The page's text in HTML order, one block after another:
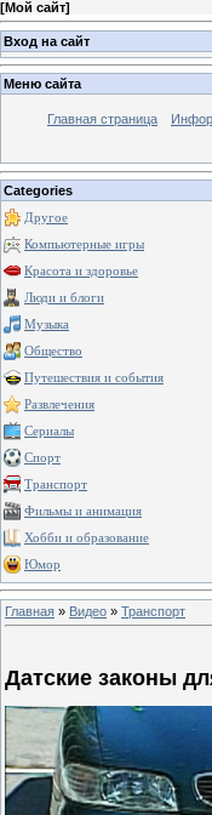
[Мой сайт]
Вход на сайт
Меню сайта
Главная страница
Categories
Другое
Компьютерные игры
Красота и здоровье
Люди и блоги
Музыка
Общество
Путешествия и события
Развлечения
Сериалы
Спорт
Транспорт
Фильмы и анимация
Хобби и образование
Юмор
Главная » Видео » Транспорт
Датские законы